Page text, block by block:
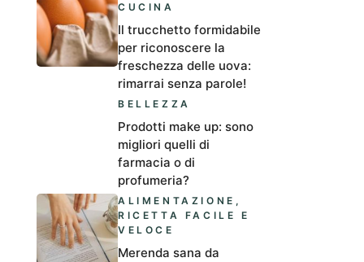
CUCINA
Il trucchetto formidabile
per riconoscere la
freschezza delle uova:
rimarrai senza parole!
BELLEZZA
Prodotti make up: sono
migliori quelli di
farmacia o di
profumeria?
ALIMENTAZIONE ,
RICETTA FACILE E
VELOCE
Merenda sana da